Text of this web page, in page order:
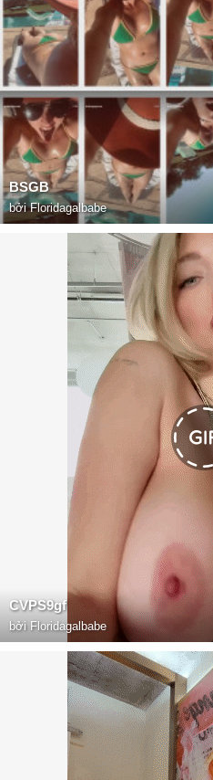
BSGB
bởiFloridagalbabe
CVPS9gf
bởi Floridagalbabe